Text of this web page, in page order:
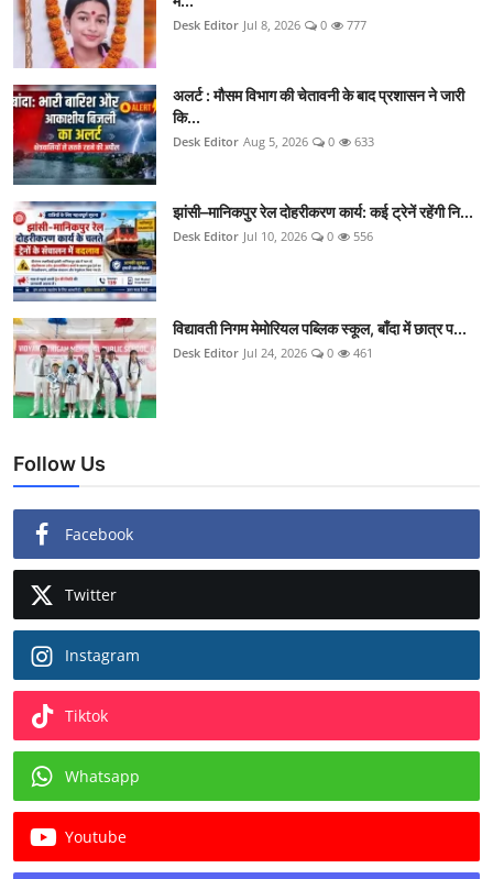
Desk Editor Jul 8, 2026 0 777
अलर्ट : मौसम विभाग की चेतावनी के बाद प्रशासन ने जारी
कि...
Desk Editor Aug 5, 2026 0 633
झांसी–मानिकपुर रेल दोहरीकरण कार्य: कई ट्रेनें रहेंगी नि...
Desk Editor Jul 10, 2026 0 556
विद्यावती निगम मेमोरियल पब्लिक स्कूल, बाँदा में छात्र प...
Desk Editor Jul 24, 2026 0 461
Follow Us
Facebook
Twitter
Instagram
Tiktok
Whatsapp
Youtube